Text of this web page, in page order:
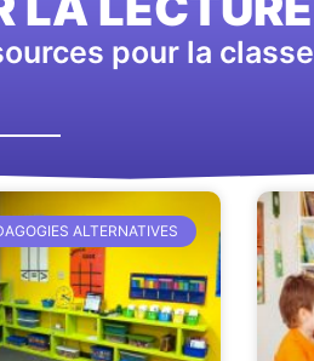
pour la classe
ALTERNATIVES